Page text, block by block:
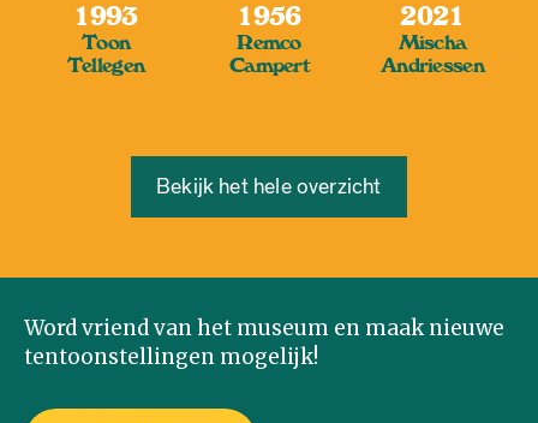
1993
Toon
Tellegen
1956
Remco
Campert
2021
Mischa
Andriessen
Bekijk het hele overzicht
Word vriend van het museum en maak nieuwe
tentoonstellingen mogelijk!